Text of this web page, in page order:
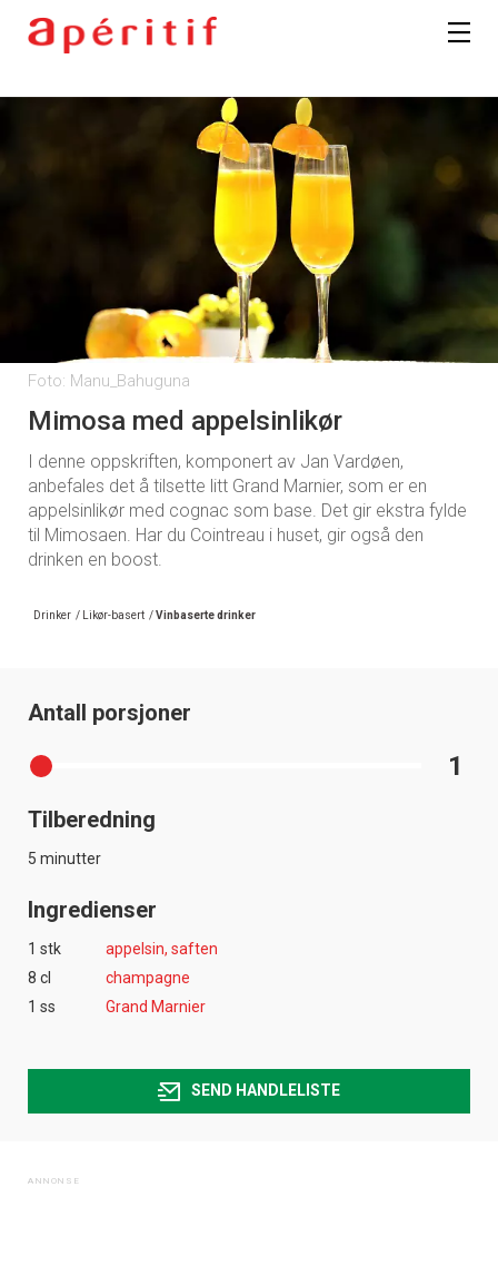
Registrer deg
Foto: Manu_Bahuguna
Mimosa med appelsinlikør
I denne oppskriften, komponert av Jan Vardøen,
anbefales det å tilsette litt Grand Marnier, som er en
appelsinlikør med cognac som base. Det gir ekstra fylde
til Mimosaen. Har du Cointreau i huset, gir også den
drinken en boost.
Drinker / Likør-basert /Vinbaserte drinker
Antall porsjoner
1
Tilberedning
5 minutter
Ingredienser
1 stk
appelsin, saften
8 cl
champagne
1 ss
Grand Marnier
SEND HANDLELISTE